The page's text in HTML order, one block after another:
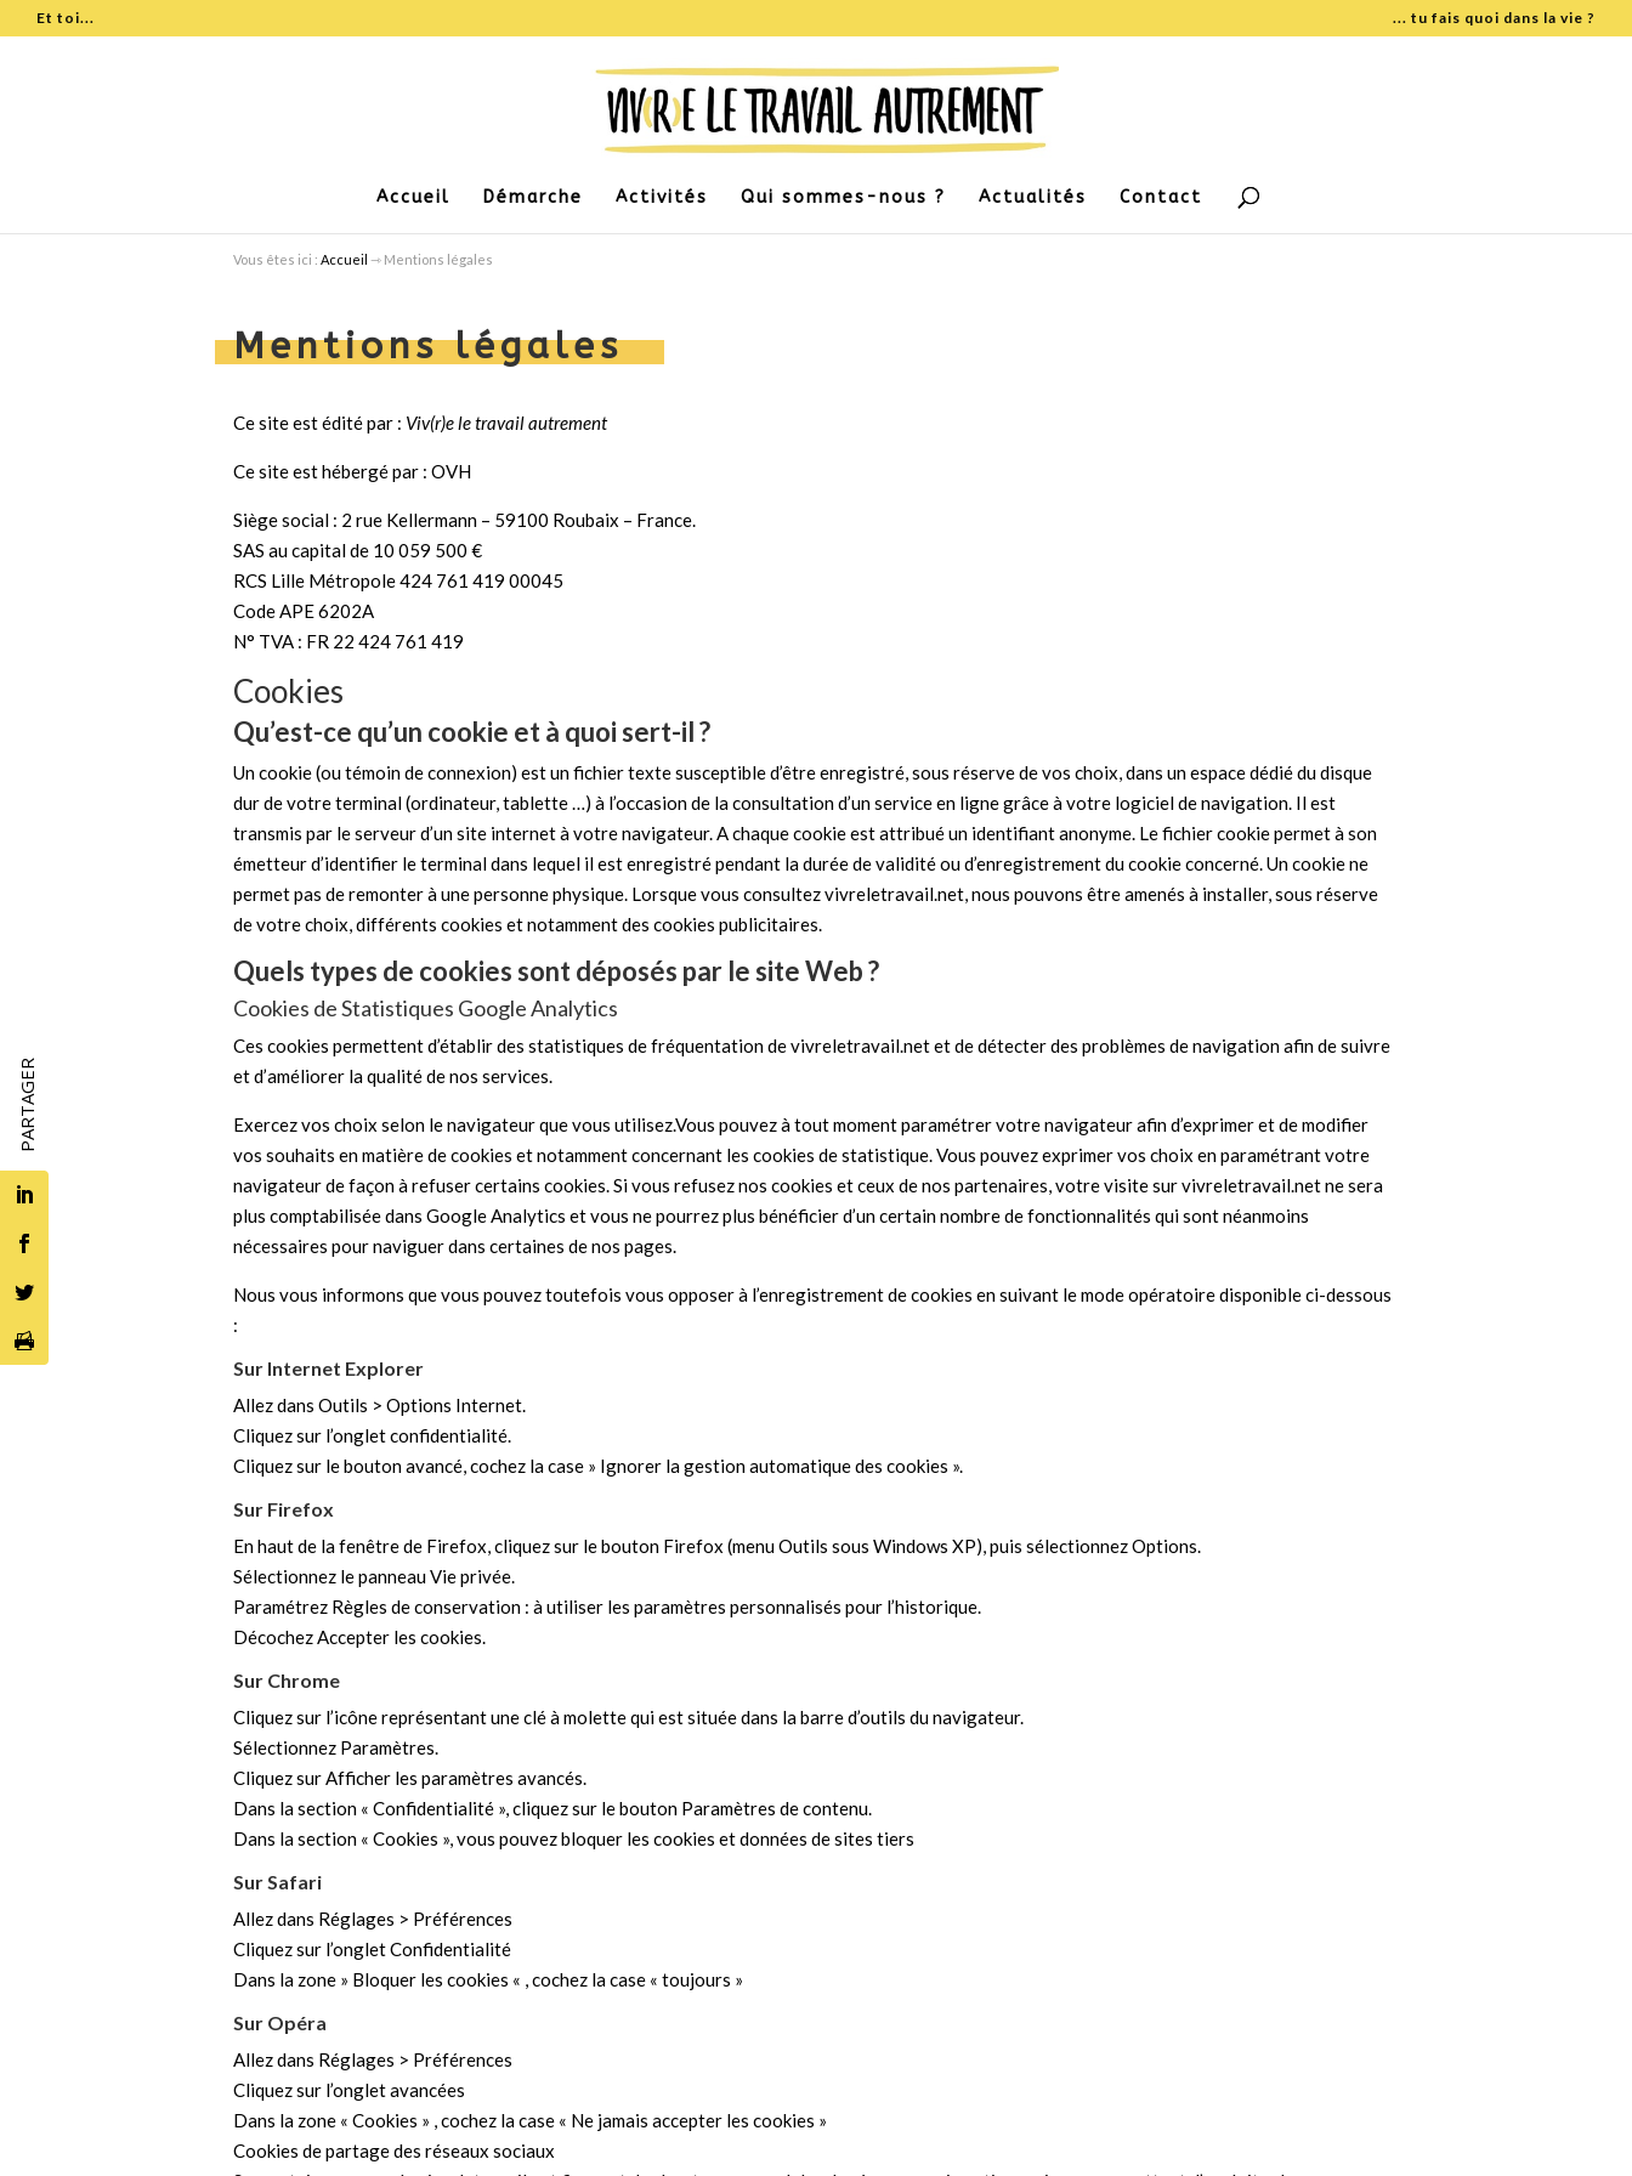
... tu fais quoi dans la vie ?
Et toi...
Accueil Démarche Activités Qui sommes-nous ? Actualités Contact
Vous êtes ici : Accueil ⇾ Mentions légales
Mentions légales
Ce site est édité par : Viv(r)e le travail autrement
Ce site est hébergé par : OVH
Siège social : 2 rue Kellermann – 59100 Roubaix – France.
SAS au capital de 10 059 500 €
RCS Lille Métropole 424 761 419 00045
Code APE 6202A
N° TVA : FR 22 424 761 419
Cookies
Qu’est-ce qu’un cookie et à quoi sert-il ?
Un cookie (ou témoin de connexion) est un fichier texte susceptible d’être enregistré, sous réserve de vos choix, dans un espace dédié du disque
dur de votre terminal (ordinateur, tablette …) à l’occasion de la consultation d’un service en ligne grâce à votre logiciel de navigation. Il est
transmis par le serveur d’un site internet à votre navigateur. A chaque cookie est attribué un identifiant anonyme. Le fichier cookie permet à son
émetteur d’identifier le terminal dans lequel il est enregistré pendant la durée de validité ou d’enregistrement du cookie concerné. Un cookie ne
permet pas de remonter à une personne physique. Lorsque vous consultez vivreletravail.net, nous pouvons être amenés à installer, sous réserve
de votre choix, différents cookies et notamment des cookies publicitaires.
Quels types de cookies sont déposés par le site Web ?
Cookies de Statistiques Google Analytics
Ces cookies permettent d’établir des statistiques de fréquentation de vivreletravail.net et de détecter des problèmes de navigation afin de suivre
et d’améliorer la qualité de nos services.
Exercez vos choix selon le navigateur que vous utilisez.Vous pouvez à tout moment paramétrer votre navigateur afin d’exprimer et de modifier
vos souhaits en matière de cookies et notamment concernant les cookies de statistique. Vous pouvez exprimer vos choix en paramétrant votre
navigateur de façon à refuser certains cookies. Si vous refusez nos cookies et ceux de nos partenaires, votre visite sur vivreletravail.net ne sera
plus comptabilisée dans Google Analytics et vous ne pourrez plus bénéficier d’un certain nombre de fonctionnalités qui sont néanmoins
nécessaires pour naviguer dans certaines de nos pages.
Nous vous informons que vous pouvez toutefois vous opposer à l’enregistrement de cookies en suivant le mode opératoire disponible ci-dessous
:
Sur Internet Explorer
Allez dans Outils > Options Internet.
Cliquez sur l’onglet confidentialité.
Cliquez sur le bouton avancé, cochez la case » Ignorer la gestion automatique des cookies ».
Sur Firefox
En haut de la fenêtre de Firefox, cliquez sur le bouton Firefox (menu Outils sous Windows XP), puis sélectionnez Options.
Sélectionnez le panneau Vie privée.
Paramétrez Règles de conservation : à utiliser les paramètres personnalisés pour l’historique.
Décochez Accepter les cookies.
Sur Chrome
Cliquez sur l’icône représentant une clé à molette qui est située dans la barre d’outils du navigateur.
Sélectionnez Paramètres.
Cliquez sur Afficher les paramètres avancés.
Dans la section « Confidentialité », cliquez sur le bouton Paramètres de contenu.
Dans la section « Cookies », vous pouvez bloquer les cookies et données de sites tiers
Sur Safari
Allez dans Réglages > Préférences
Cliquez sur l’onglet Confidentialité
Dans la zone » Bloquer les cookies « , cochez la case « toujours »
Sur Opéra
Allez dans Réglages > Préférences
Cliquez sur l’onglet avancées
Dans la zone « Cookies » , cochez la case « Ne jamais accepter les cookies »
Cookies de partage des réseaux sociaux